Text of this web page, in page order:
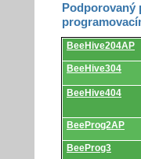
Podporovaný
Podporovaný
programátormi
a
programovacími
BeeHive204AP
BeeHive304
BeeHive404
BeeProg2AP
BeeProg3